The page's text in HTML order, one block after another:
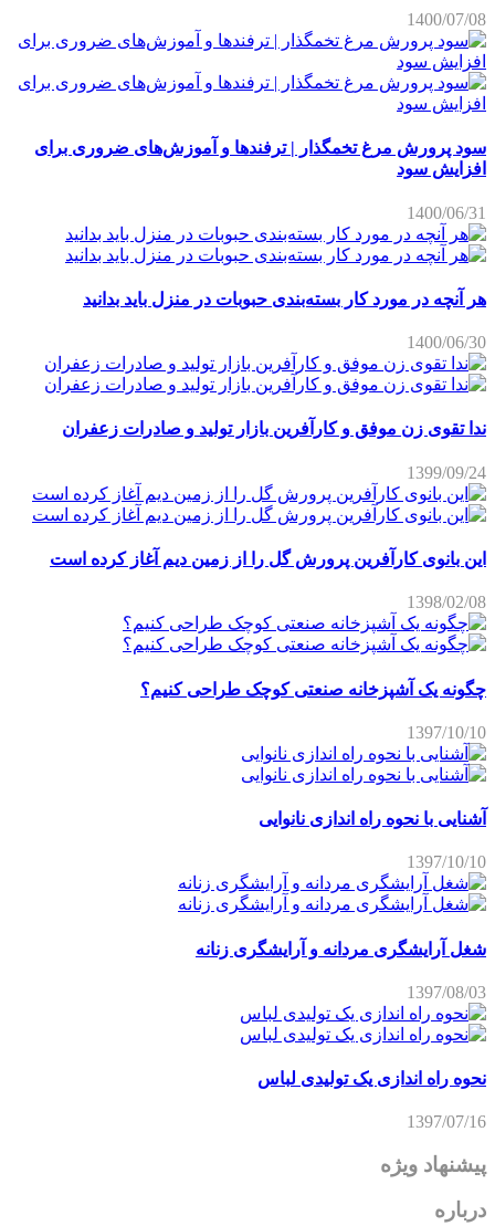
1400/07/08
سود پرورش مرغ تخمگذار | ترفندها و آموزش‌های ضروری برای
افزایش سود
1400/06/31
هر آنچه در مورد کار بسته‌بندی حبوبات در منزل باید بدانید
1400/06/30
ندا تقوی زن موفق و کارآفرین بازار تولید و صادرات زعفران
1399/09/24
این بانوی کارآفرین پرورش گل را از زمین دیم آغاز کرده است
1398/02/08
چگونه یک آشپزخانه صنعتی کوچک طراحی کنیم؟
1397/10/10
آشنایی با نحوه راه اندازی نانوایی
1397/10/10
شغل آرایشگری مردانه و آرایشگری زنانه
1397/08/03
نحوه راه اندازی یک تولیدی لباس
1397/07/16
پیشنهاد ویژه
درباره